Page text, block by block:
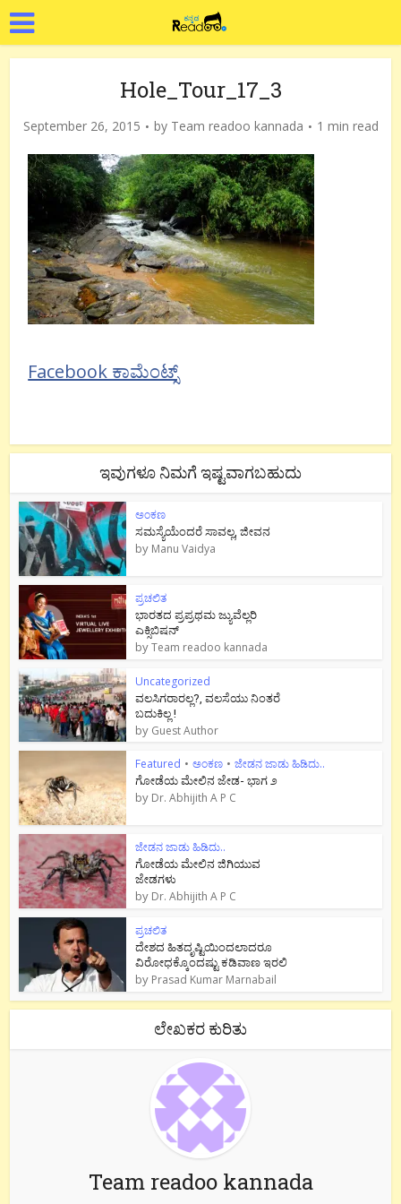
Hole_Tour_17_3
September 26, 2015 by Team readoo kannada 1 min read
Facebook ಕಾಮೆಂಟ್ಸ್
ಇವುಗಳೂ ನಿಮಗೆ ಇಷ್ಟವಾಗಬಹುದು
ಅಂಕಣ
ಸಮಸ್ಯೆಯೆಂದರೆ ಸಾವಲ್ಲ, ಜೀವನ
by Manu Vaidya
ಪ್ರಚಲಿತ
ಭಾರತದ ಪ್ರಪ್ರಥಮ ಜ್ಯುವೆಲ್ಲರಿ
ಎಕ್ಸಿಬಿಷನ್
byTeam readoo kannada
Uncategorized
ವಲಸಿಗರಾರಲ್ಲ?, ವಲಸೆಯು ನಿಂತರೆ
ಬದುಕಿಲ್ಲ !
by Guest Author
Featured • ಅಂಕಣ • ಜೇಡನ ಜಾಡು ಹಿಡಿದು..
ಗೋಡೆಯ ಮೇಲಿನ ಜೇಡ- ಭಾಗ ೨
by Dr. Abhijith A P C
ಜೇಡನ ಜಾಡು ಹಿಡಿದು..
ಗೋಡೆಯ ಮೇಲಿನ ಜಿಗಿಯುವ
ಜೇಡಗಳು
by Dr. Abhijith A P C
ಪ್ರಚಲಿತ
ದೇಶದ ಹಿತದೃಷ್ಟಿಯಿಂದಲಾದರೂ
ವಿರೋಧಕ್ಕೊಂದಷ್ಟು ಕಡಿವಾಣ ಇರಲಿ
by Prasad Kumar Marnabail
ಲೇಖಕರ ಕುರಿತು
Team readoo kannada